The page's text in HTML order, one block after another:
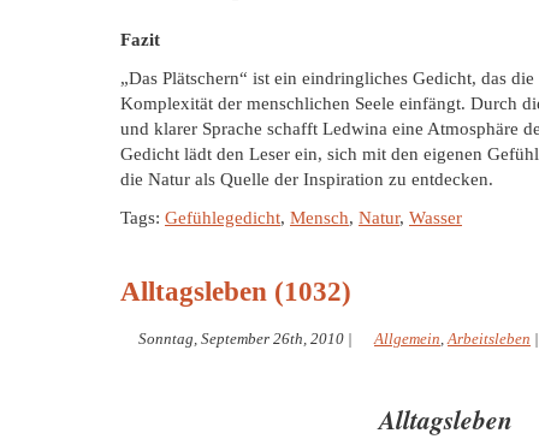
Fazit
„Das Plätschern“ ist ein eindringliches Gedicht, das
Komplexität der menschlichen Seele einfängt. Durch
und klarer Sprache schafft Ledwina eine Atmosphäre
Gedicht lädt den Leser ein, sich mit den eigenen
die Natur als Quelle der Inspiration zu entdecken.
Tags: Gefühlegedicht, Mensch, Natur, Wasser
Alltagsleben (1032)
Sonntag, September 26th, 2010 | Allgemein,Arbeitsleben
Alltagsleben